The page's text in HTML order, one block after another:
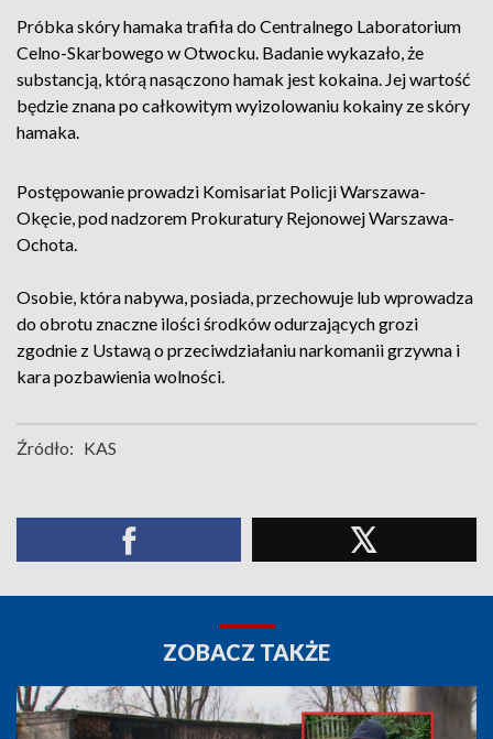
Próbka skóry hamaka trafiła do Centralnego Laboratorium
Celno-Skarbowego w Otwocku. Badanie wykazało, że
substancją, którą nasączono hamak jest kokaina. Jej wartość
będzie znana po całkowitym wyizolowaniu kokainy ze skóry
hamaka.
Postępowanie prowadzi Komisariat Policji Warszawa-
Okęcie, pod nadzorem Prokuratury Rejonowej Warszawa-
Ochota.
Osobie, która nabywa, posiada, przechowuje lub wprowadza
do obrotu znaczne ilości środków odurzających grozi
zgodnie z Ustawą o przeciwdziałaniu narkomanii grzywna i
kara pozbawienia wolności.
Źródło: KAS
ZOBACZ TAKŻE